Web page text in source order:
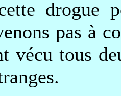
drogue
pas à
vécu tous